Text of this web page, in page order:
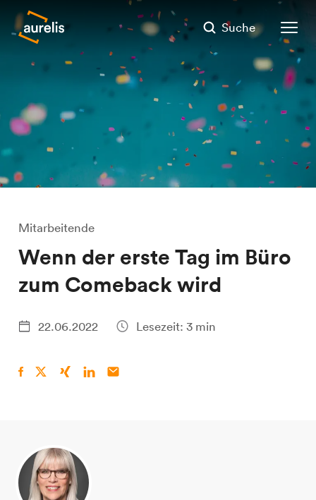
Suche
Mitarbeitende
Wenn der erste Tag im Büro
zum Comeback wird
22.06.2022 Lesezeit: 3 min